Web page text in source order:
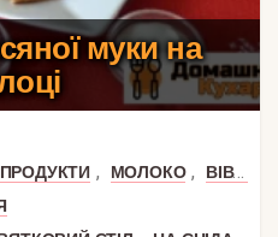
муки на
, МОЛОКО ,
ВІВСЯНА МУКА